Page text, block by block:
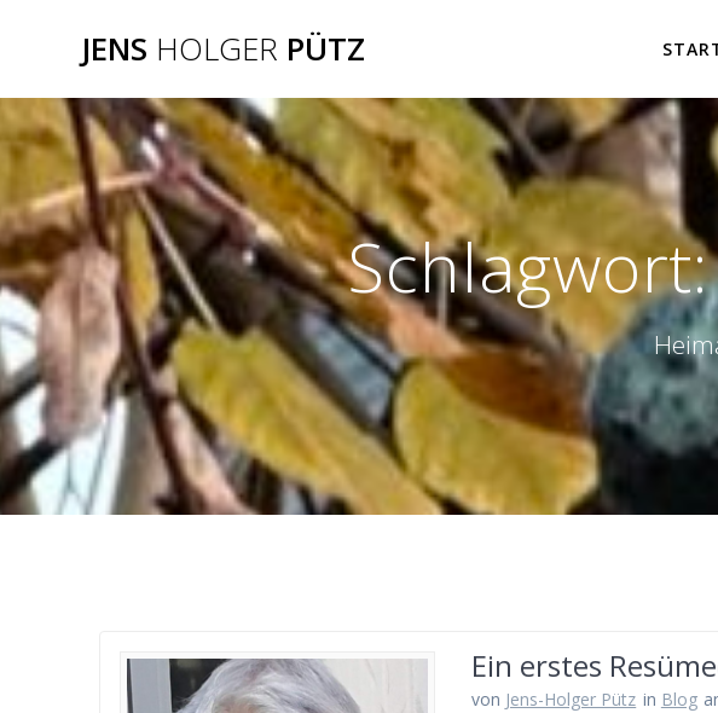
springen
JENS HOLGER PÜTZ
Ein erstes
von Jens-Holger Pütz in Blog